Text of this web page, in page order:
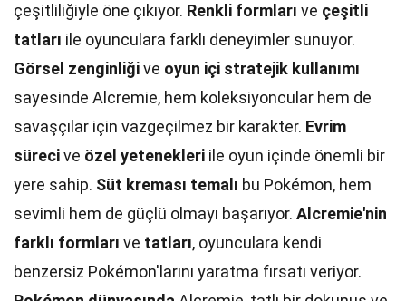
çeşitliliğiyle öne çıkıyor. Renkli formları ve çeşitli
tatları ile oyunculara farklı deneyimler sunuyor.
Görsel zenginliğive oyun içi stratejik kullanımı
sayesinde Alcremie, hem koleksiyoncular hem de
savaşçılar için vazgeçilmez bir karakter. Evrim
sürecive özel yetenekleri ile oyun içinde önemli bir
yere sahip. Süt kreması temalı bu Pokémon, hem
sevimli hem de güçlü olmayı başarıyor. Alcremie'nin
farklı formları ve tatları, oyunculara kendi
benzersiz Pokémon'larını yaratma fırsatı veriyor.